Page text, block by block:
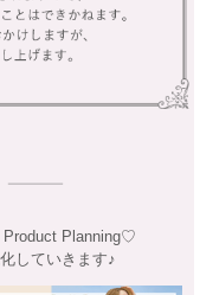
Product Planning♡
していきます♪